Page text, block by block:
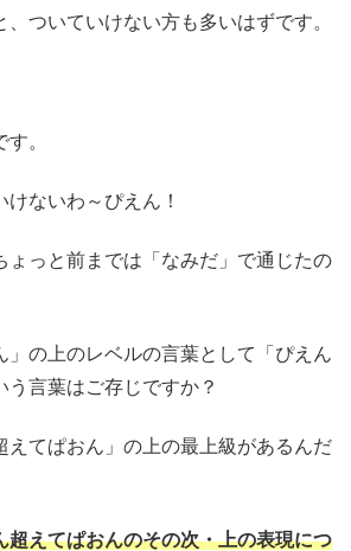
、ついていけない方も多いはずです。
。
ないわ～ぴえん！
ょっと前までは「なみだ」で通じたの
」の上のレベルの言葉として「ぴえん
う言葉はご存じですか？
えてぱおん」の上の最上級があるんだ
超えてぱおんのその次・上の表現につ